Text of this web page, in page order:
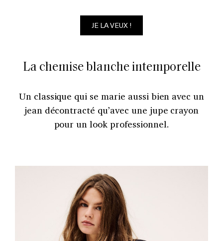
JE LA VEUX !
La chemise blanche intemporelle
Un classique qui se marie aussi bien avec un
jean décontracté qu’avec une jupe crayon
pour un look professionnel.